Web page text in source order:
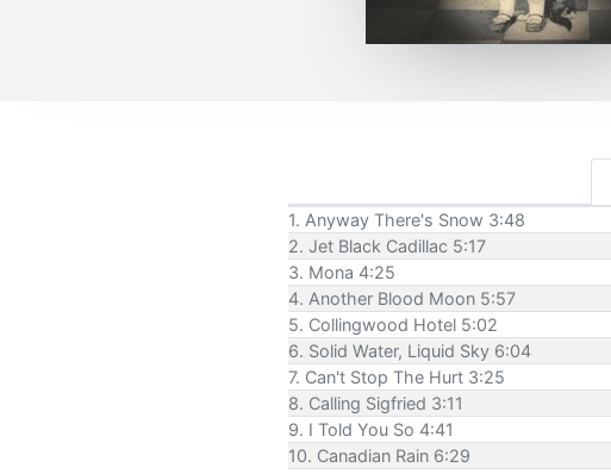
1. Anyway There's Snow 3:48
2. Jet Black Cadillac 5:17
3. Mona 4:25
4. Another Blood Moon 5:57
5. Collingwood Hotel 5:02
6. Solid Water, Liquid Sky 6:04
7. Can't Stop The Hurt 3:25
8. Calling Sigfried 3:11
9. I Told You So 4:41
10. Canadian Rain 6:29